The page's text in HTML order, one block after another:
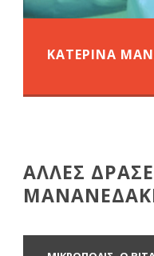
ΚΑΤΕΡΙΝΑ
ΑΛΛΕΣ